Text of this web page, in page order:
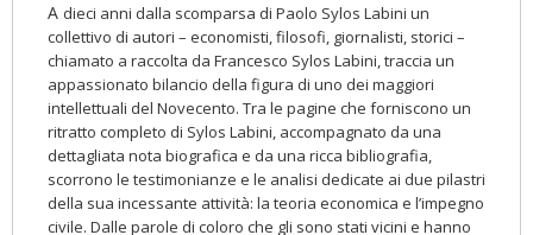
A dieci anni dalla scomparsa di Paolo Sylos Labini un
collettivo di autori – economisti, filosofi, giornalisti, storici –
chiamato a raccolta da Francesco Sylos Labini, traccia un
appassionato bilancio della figura di uno dei maggiori
intellettuali del Novecento. Tra le pagine che forniscono un
ritratto completo di Sylos Labini, accompagnato da una
dettagliata nota biografica e da una ricca bibliografia,
scorrono le testimonianze e le analisi dedicate ai due pilastri
della sua incessante attività: la teoria economica e l’impegno
civile. Dalle parole di coloro che gli sono stati vicini e hanno